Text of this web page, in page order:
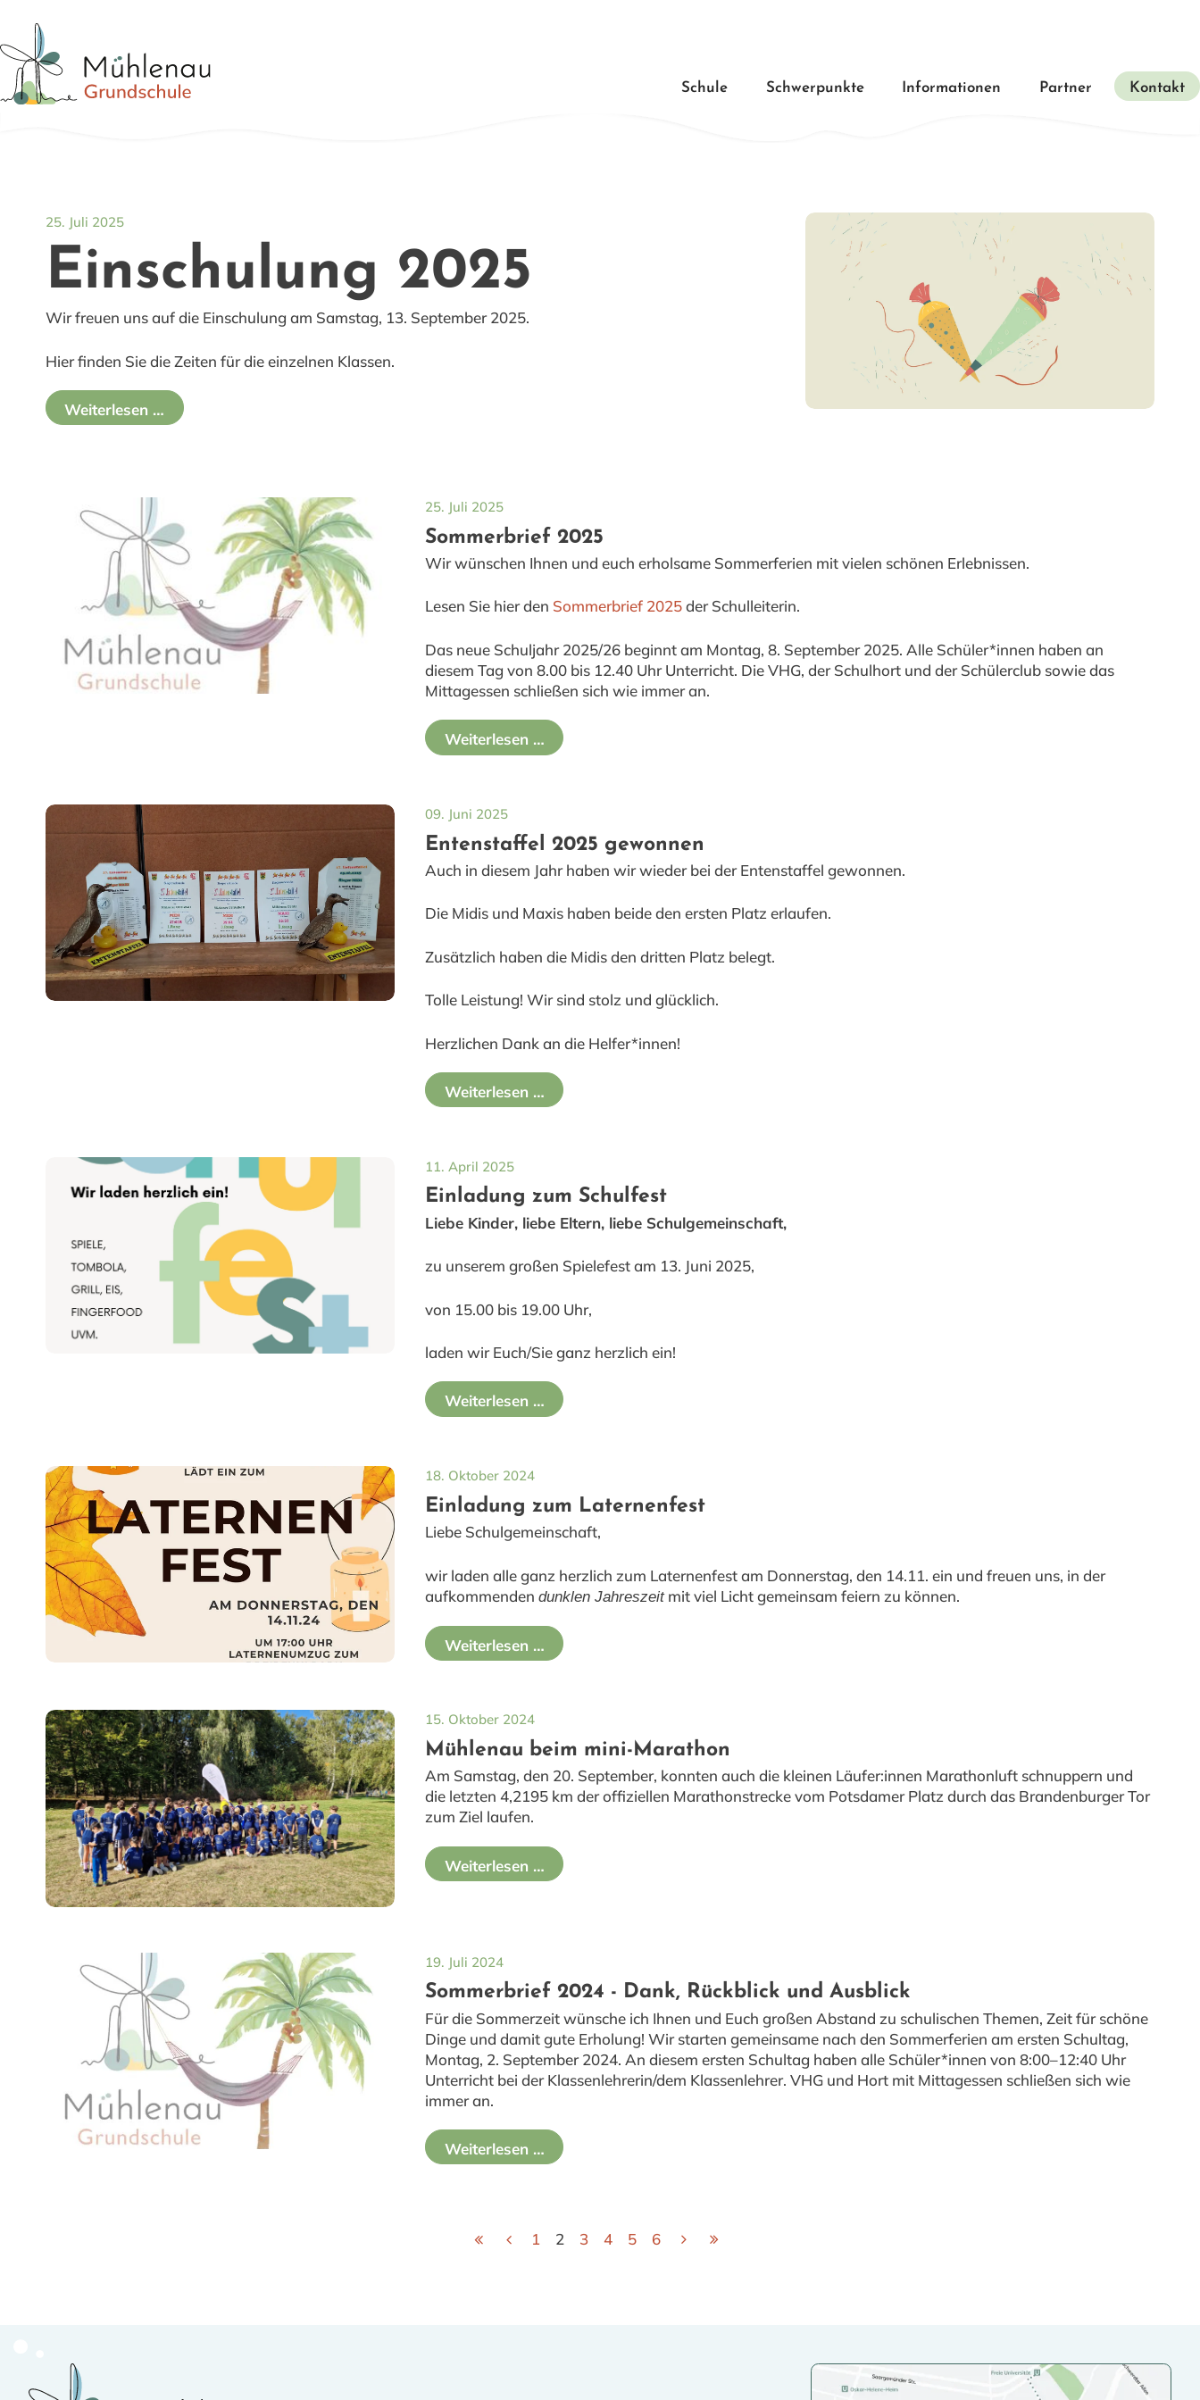
Schule Schwerpunkte Informationen Partner Kontakt
25. Juli 2025
Einschulung 2025
Wir freuen uns auf die Einschulung am Samstag, 13. September 2025.
Hier finden Sie die Zeiten für die einzelnen Klassen.
Weiterlesen …
25. Juli 2025
Sommerbrief 2025
Wir wünschen Ihnen und euch erholsame Sommerferien mit vielen schönen Erlebnissen.
Lesen Sie hier den Sommerbrief 2025der Schulleiterin.
Das neue Schuljahr 2025/26 beginnt am Montag, 8. September 2025. Alle Schüler*innen haben an
diesem Tag von 8.00 bis 12.40 Uhr Unterricht. Die VHG, der Schulhort und der Schülerclub sowie das
Mittagessen schließen sich wie immer an.
Weiterlesen …
09. Juni 2025
Entenstaffel 2025 gewonnen
Auch in diesem Jahr haben wir wieder bei der Entenstaffel gewonnen.
Die Midis und Maxis haben beide den ersten Platz erlaufen.
Zusätzlich haben die Midis den dritten Platz belegt.
Tolle Leistung! Wir sind stolz und glücklich.
Herzlichen Dank an die Helfer*innen!
Weiterlesen …
11. April 2025
Einladung zum Schulfest
Liebe Kinder, liebe Eltern, liebe Schulgemeinschaft,
zu unserem großen Spielefest am 13. Juni 2025,
von 15.00 bis 19.00 Uhr,
laden wir Euch/Sie ganz herzlich ein!
Weiterlesen …
18. Oktober 2024
Einladung zum Laternenfest
Liebe Schulgemeinschaft,
wir laden alle ganz herzlich zum Laternenfest am Donnerstag, den 14.11. ein und freuen uns, in der
aufkommendendunklen Jahreszeitmit viel Licht gemeinsam feiern zu können.
Weiterlesen …
15. Oktober 2024
Mühlenau beim mini-Marathon
Am Samstag, den 20. September, konnten auch die kleinen Läufer:innen Marathonluft schnuppern und
die letzten 4,2195 km der offiziellen Marathonstrecke vom Potsdamer Platz durch das Brandenburger Tor
zum Ziel laufen.
Weiterlesen …
19. Juli 2024
Sommerbrief 2024 - Dank, Rückblick und Ausblick
Für die Sommerzeit wünsche ich Ihnen und Euch großen Abstand zu schulischen Themen, Zeit für schöne
Dinge und damit gute Erholung! Wir starten gemeinsame nach den Sommerferien am ersten Schultag,
Montag, 2. September 2024. An diesem ersten Schultag haben alle Schüler*innen von 8:00–12:40 Uhr
Unterricht bei der Klassenlehrerin/dem Klassenlehrer. VHG und Hort mit Mittagessen schließen sich wie
immer an.
Weiterlesen …
1 2 3 4 5 6